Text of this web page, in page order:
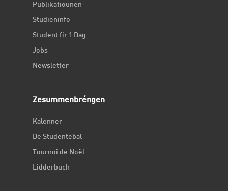
Publikatiounen
Studieninfo
Student fir 1 Dag
Jobs
Newsletter
Zesummenbréngen
Kalenner
De Studentebal
Tournoi de Noël
Lidderbuch